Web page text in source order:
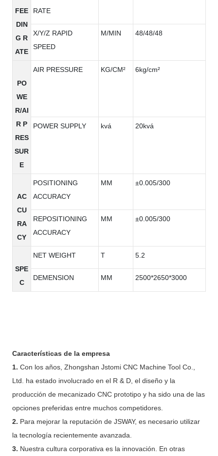
FEE
DIN
G R
ATE
RATE
X/Y/Z RAPID
SPEED
M/MIN 48/48/48
PO
WE
R/AI
R P
RES
SUR
E
AIR PRESSURE KG/CM² 6kg/cm²
POWER SUPPLY kvá 20kvá
AC
CU
RA
CY
POSITIONING
ACCURACY
MM ±0.005/300
REPOSITIONING
ACCURACY
MM ±0.005/300
SPE
C
NET WEIGHT T 5.2
DEMENSION MM 2500*2650*3000
Características de la empresa
1. Con los años, Zhongshan Jstomi CNC Machine Tool Co.,
Ltd. ha estado involucrado en el R & D, el diseño y la
producción de mecanizado CNC prototipo y ha sido una de las
opciones preferidas entre muchos competidores.
2. Para mejorar la reputación de JSWAY, es necesario utilizar
la tecnología recientemente avanzada.
3. Nuestra cultura corporativa es la innovación. En otras